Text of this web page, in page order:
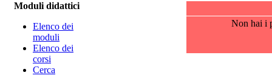
Moduli didattici
Elenco dei
moduli
Elenco dei
corsi
Cerca
Non hai i